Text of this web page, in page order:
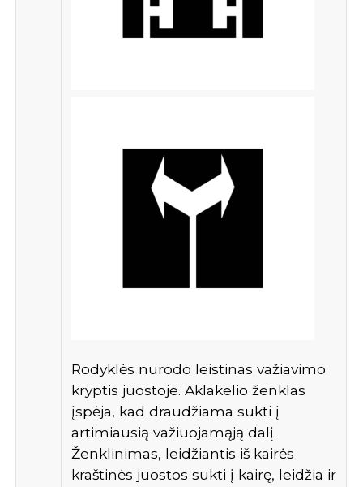
Rodyklės nurodo leistinas važiavimo
kryptis juostoje. Aklakelio ženklas
įspėja, kad draudžiama sukti į
artimiausią važiuojamąją dalį.
Ženklinimas, leidžiantis iš kairės
kraštinės juostos sukti į kairę, leidžia ir